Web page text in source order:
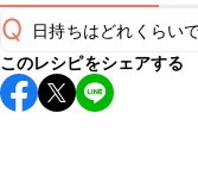
Q 日持ちはどれくらい
保存期間は冷蔵で翌
し上がりください。
このレシピをシェアする